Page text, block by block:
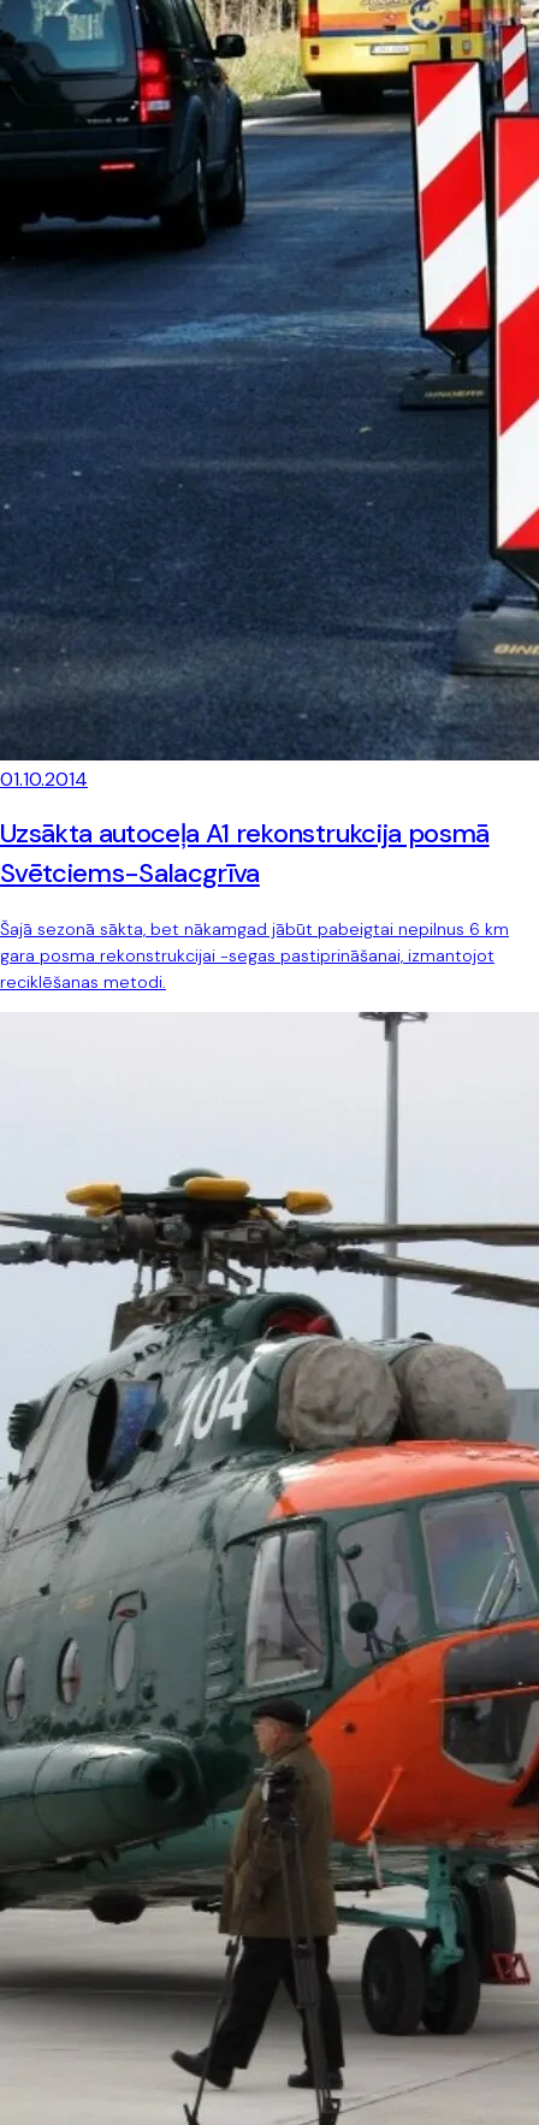
01.10.2014
Uzsākta autoceļa A1 rekonstrukcija posmā
Svētciems-Salacgrīva
Šajā sezonā sākta, bet nākamgad jābūt pabeigtai nepilnus 6 km
gara posma rekonstrukcijai -segas pastiprināšanai, izmantojot
reciklēšanas metodi.